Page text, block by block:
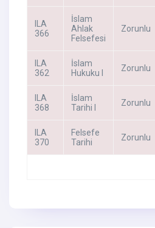
ILA
366
İslam
Ahlak
Felsefesi
Zorunlu
ILA
362
İslam
Hukuku I
Zorunlu
ILA
368
İslam
Tarihi I
Zorunlu
ILA
370
Felsefe
Tarihi
Zorunlu